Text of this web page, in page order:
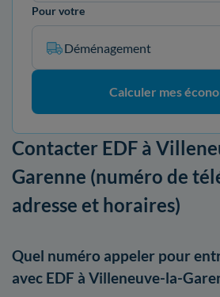
Pour votre
Déménagement
Calculer mes
Contacter EDF à
Garenne (numéro de
adresse et horaires)
Quel numéro appeler pour
avec EDF à Villeneuve-la-